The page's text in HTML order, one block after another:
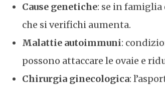
Cause genetiche: se in famiglia
che si verifichi aumenta.
Malattie autoimmuni:
possono attaccare le ovaie e
Chirurgia ginecologica: